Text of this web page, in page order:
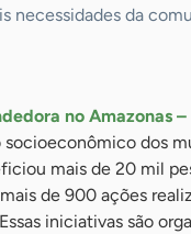
necessidades da
no Amazonas –
dos
mais de 20 mil
de 900 ações
iniciativas são